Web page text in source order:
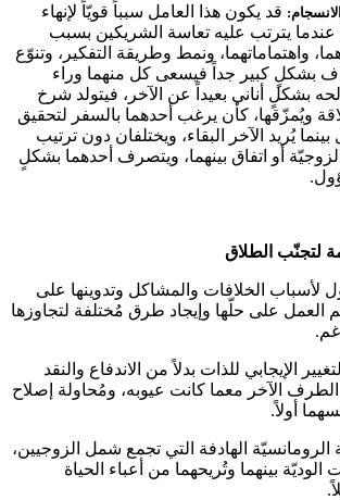
قد يكون هذا العامل سبباً قويّاً لإنهاء
عندما يترتب عليه تعاسة الشريكين بسبب
واهتماماتهما، ونمط وطريقة التفكير، وتنوّع
بشكلٍ كبير جداً فيسعى كل منهما وراء
بشكلٍ أناني بعيداً عن الآخر، فيتولد شرخ
ويُمزّقها، كأن يرغب أحدهما بالسفر لتحقيق
يُريد الآخر البقاء، ويختلفان دون ترتيب
أو اتفاق بينهما، ويتصرف أحدهما بشكلٍ
لتجنّب الطلاق
لأسباب الخلافات والمشاكل وتدوينها على
العمل على حلّها وإيجاد طرق مُختلفة لتجاوزها
الإيجابي للذات بدلاً من الاندفاع والنقد
الآخر معما كانت عيوبه، ومُحاولة إصلاح
أولاً.
الرومانسيّة الهادفة التي تجمع شمل الزوجيين،
الوديّة بينهما وتُريحهما من أعباء الحياة